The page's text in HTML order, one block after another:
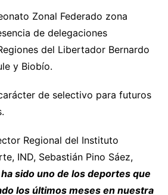
Zonal Federado zona
de delegaciones
del Libertador Bernardo
y Biobío.
de selectivo para futuros
Regional del Instituto
IND, Sebastián Pino Sáez,
sido uno de los deportes que
los últimos meses en nuestra